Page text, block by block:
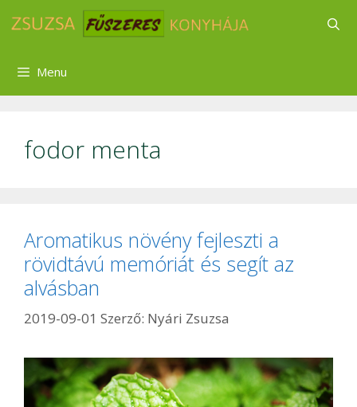
Menu
fodor menta
Aromatikus növény fejleszti a
rövidtávú memóriát és segít az
alvásban
2019-09-01 Szerző: Nyári Zsuzsa